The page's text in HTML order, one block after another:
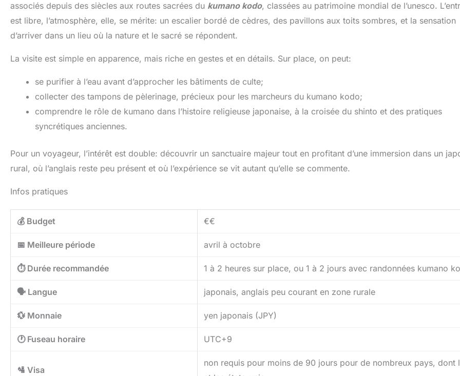
associés depuis des siècles aux routes sacrées du kumano kodo, classées au patrimoine mondial de l’unesco.
est libre, l’atmosphère, elle, se mérite: un escalier bordé de cèdres, des pavillons aux toits sombres, et la sensation
d’arriver dans un lieu où la nature et le sacré se répondent.
La visite est simple en apparence, mais riche en gestes et en détails. Sur place, on peut:
se purifier à l’eau avant d’approcher les bâtiments de culte;
collecter des tampons de pèlerinage, précieux pour les marcheurs du kumano kodo;
comprendre le rôle de kumano dans l’histoire religieuse japonaise, à la croisée du shinto et des pratiques
syncrétiques anciennes.
Pour un voyageur, l’intérêt est double: découvrir un sanctuaire majeur tout en profitant d’une immersion dans un
rural, où l’anglais reste peu présent et où l’expérience se vit autant qu’elle se commente.
Infos pratiques
💰 Budget €€
📅 Meilleure période avril à octobre
⏱️ Durée recommandée 1 à 2 heures sur place, ou 1 à 2 jours avec randonnées kumano
🗣️ Langue japonais, anglais peu courant en zone rurale
💱 Monnaie yen japonais (JPY)
🕐 Fuseau horaire UTC+9
🛂 Visa
non requis pour moins de 90 jours pour de nombreux pays, dont